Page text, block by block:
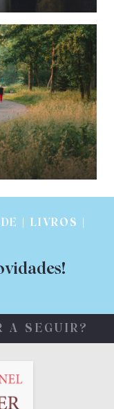
| LIVROS |
A SEGUIR?